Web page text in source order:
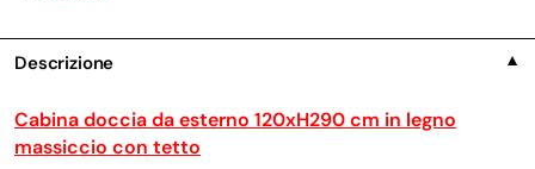
Descrizione ▼
Cabina doccia da esterno 120xH290 cm in legno
massiccio con tetto